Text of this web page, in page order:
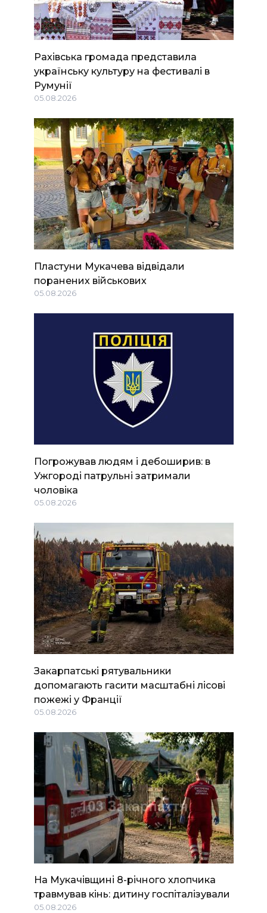
Рахівська громада представила
українську культуру на фестивалі в
Румунії
05.08.2026
Пластуни Мукачева відвідали
поранених військових
05.08.2026
Погрожував людям і дебоширив: в
Ужгороді патрульні затримали
чоловіка
05.08.2026
Закарпатські рятувальники
допомагають гасити масштабні лісові
пожежі у Франції
05.08.2026
На Мукачівщині 8-річного хлопчика
травмував кінь: дитину госпіталізували
05.08.2026